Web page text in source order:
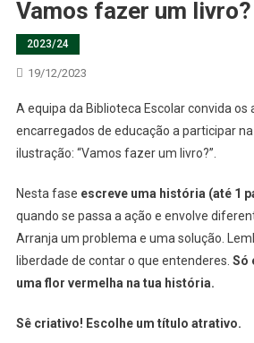
Vamos fazer um livro?
2023/24
19/12/2023
A equipa da Biblioteca Escolar convida os
encarregados de educação a participar
ilustração: “Vamos fazer um livro?”.
Nesta fase escreve uma história (até 1
quando se passa a ação e envolve
Arranja um problema e uma solução.
liberdade de contar o que entenderes. Só
uma flor vermelha na tua história.
Sê criativo! Escolhe um título atrativo.